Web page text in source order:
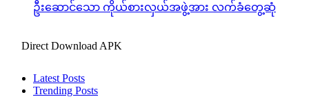
ဦးဆောင်သော ကိုယ်စားလှယ်အဖွဲ့အား လက်ခံတွေ့ဆုံ
Direct Download APK
Latest Posts
Trending Posts